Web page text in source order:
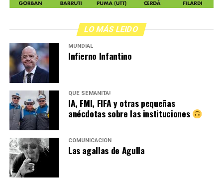
LO MÁS LEIDO
MUNDIAL
Infierno Infantino
QUÉ SEMANITA!
IA, FMI, FIFA y otras pequeñas
anécdotas sobre las instituciones
COMUNICACIÓN
Las agallas de Agulla